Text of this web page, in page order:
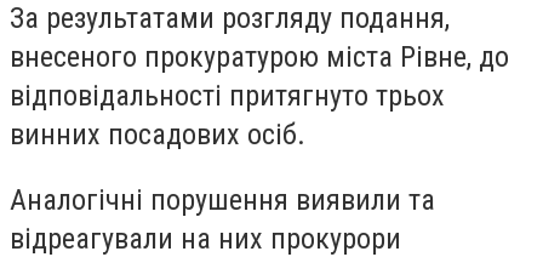
За результатами розгляду подання,
внесеного прокуратурою міста Рівне, до
відповідальності притягнуто трьох
винних посадових осіб.
Аналогічні порушення виявили та
відреагували на них прокурори